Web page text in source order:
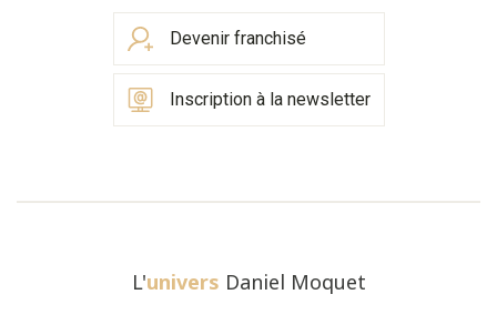
Devenir franchisé
Inscription à la newsletter
L'univers Daniel Moquet